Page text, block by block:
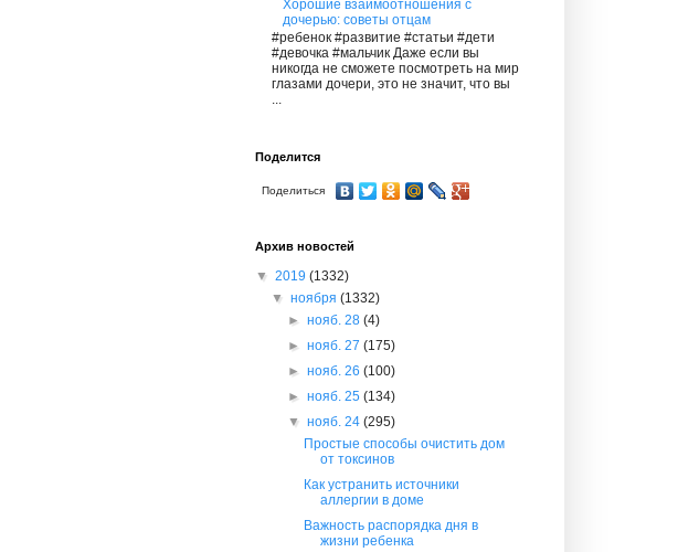
Хорошие взаимоотношения с
дочерью: советы отцам
#ребенок #развитие #статьи #дети
#девочка #мальчик Даже если вы
никогда не сможете посмотреть на мир
глазами дочери, это не значит, что вы
...
Поделится
Поделиться
Архив новостей
▼ 2019 (1332)
▼ноября(1332)
► нояб. 28 (4)
► нояб. 27 (175)
► нояб. 26 (100)
► нояб. 25 (134)
▼ нояб. 24 (295)
Простые способы очистить дом
от токсинов
Как устранить источники
аллергии в доме
Важность распорядка дня в
жизни ребенка